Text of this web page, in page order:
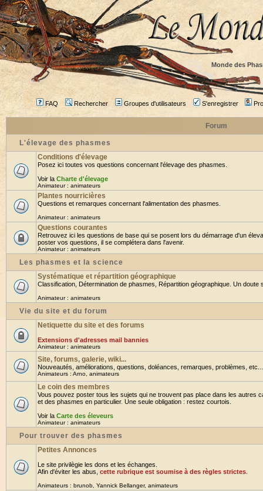
Monde des
FAQ Rechercher Groupes d'utilisateurs S'enregistrer
Forum
L'élevage des phasmes
Conditions d'élevage
Posez ici toutes vos questions concernant l'élevage des phasmes.
Voir la Charte d'élevage
Animateur : animateurs
Plantes nourricières
Questions et remarques concernant l'alimentation des phasmes.
Animateur : animateurs
Questions courantes
Retrouvez ici les questions de base qui se posent lors du démarrage d'un
poster vos questions, il se complétera dans l'avenir.
Animateur : animateurs
Les phasmes et la science
Systématique et répartition géographique
Classification, Détermination de phasmes, Répartition géographique. Un doute
Animateur : animateurs
Vie du site et du forum
Netiquette du site et des forums
Extensions d'adresses mail bannies
Animateur : animateurs
Site, forums, galerie, wiki...
Nouveautés, améliorations, questions, doléances, remarques, problèmes,
Animateurs : Arno animateurs
Le coin des membres
Vous pouvez poster tous les sujets qui ne trouvent pas place dans les autres
et des phasmes en particulier. Une seule obligation : restez courtois.
Voir la Carte des éleveurs
Animateur : animateurs
Pour trouver des phasmes
Petites Annonces
Le site privilègie les dons et les échanges.
Afin d'éviter les abus, cette rubrique est soumise à des règles strictes
Animateurs : brunob Yannick Bellanger, animateurs